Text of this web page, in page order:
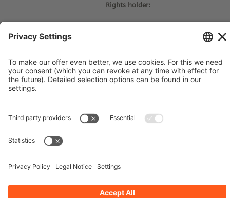
Rights holder:
Imprint
Privacy Policy
Terms and Conditions